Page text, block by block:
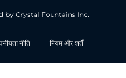
n
a
by Crystal Fountains Inc.
नीति नियम और शर्तें